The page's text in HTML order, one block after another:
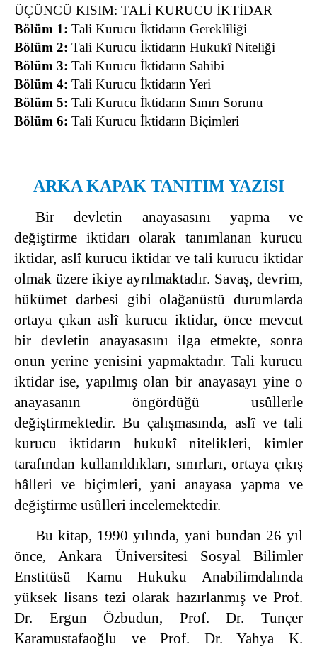
ÜÇÜNCÜ KISIM: TALİ KURUCU İKTİDAR
Bölüm 1: Tali Kurucu İktidarın Gerekliliği
Bölüm 2: Tali Kurucu İktidarın Hukukî Niteliği
Bölüm 3: Tali Kurucu İktidarın Sahibi
Bölüm 4: Tali Kurucu İktidarın Yeri
Bölüm 5: Tali Kurucu İktidarın Sınırı Sorunu
Bölüm 6: Tali Kurucu İktidarın Biçimleri
ARKA KAPAK TANITIM YAZISI
Bir devletin anayasasını yapma ve
değiştirme iktidarı olarak tanımlanan kurucu
iktidar, aslî kurucu iktidar ve tali kurucu iktidar
olmak üzere ikiye ayrılmaktadır. Savaş, devrim,
hükümet darbesi gibi olağanüstü durumlarda
ortaya çıkan aslî kurucu iktidar, önce mevcut
bir devletin anayasasını ilga etmekte, sonra
onun yerine yenisini yapmaktadır. Tali kurucu
iktidar ise, yapılmış olan bir anayasayı yine o
anayasanın öngördüğü usûllerle
değiştirmektedir. Bu çalışmasında, aslî ve tali
kurucu iktidarın hukukî nitelikleri, kimler
tarafından kullanıldıkları, sınırları, ortaya çıkış
hâlleri ve biçimleri, yani anayasa yapma ve
değiştirme usûlleri incelemektedir.
Bu kitap, 1990 yılında, yani bundan 26 yıl
önce, Ankara Üniversitesi Sosyal Bilimler
Enstitüsü Kamu Hukuku Anabilimdalında
yüksek lisans tezi olarak hazırlanmış ve Prof.
Dr. Ergun Özbudun, Prof. Dr. Tunçer
Karamustafaoğlu ve Prof. Dr. Yahya K.